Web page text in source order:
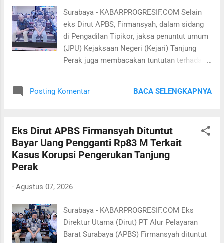
terungkap di persidangan, alat bukti,
keterangan saksi, ahli, serta barang bukti,
Penuntut Umum berpendapat terdakwa telah
terbukti secara sah dan meyakinkan
bersalah melakukan tindak pidana korupsi
Penuntut Umum memohon kepada Majelis
Rp1 miliar, subsider 190 hari kur...
Surabaya - KABARPROGRESIF.COM Selain
eks Dirut APBS, Firmansyah, dalam sidang
di Pengadilan Tipikor, jaksa penuntut umum
(JPU) Kejaksaan Negeri (Kejari) Tanjung
Perak juga membacakan tuntutan terhadap
Christina yang menjabat Direktur Komersial
denda Rp1 miliar subsider 190 hari
kurungan. "Dengan memperhatikan seluruh
fakta yang terungkap di persidangan, alat
terdakwa telah terbukti secara sah dan
pidana korupsi secara bersama-sama. Oleh
karena itu, Penuntut Umum memohon
kepada Majelis Hakim agar menjatuhkan
Posting Komentar BACA SELENGKAPNYA
Eks Dirut APBS Firmansyah Dituntut
Bayar Uang Pengganti Rp83 M Terkait
Kasus Korupsi Pengerukan Tanjung
Perak
- Agustus 07, 2026
Surabaya - KABARPROGRESIF.COM Eks
Direktur Utama (Dirut) PT Alur Pelayaran
Barat Surabaya (APBS) Firmansyah dituntut